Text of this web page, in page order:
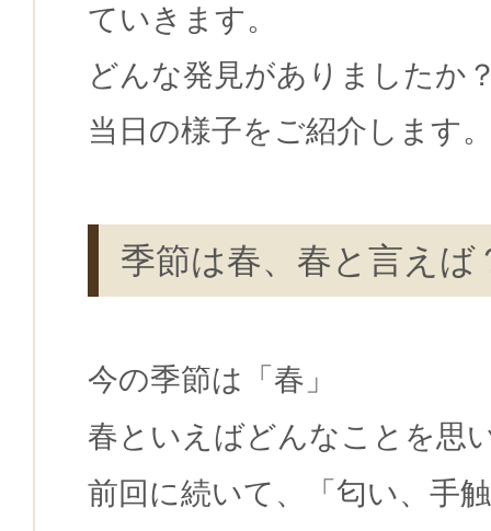
ていきます。
どんな発見がありましたか
当日の様子をご紹介します
季節は春、春と言えば
今の季節は「春」
春といえばどんなことを思
前回に続いて、「匂い、手